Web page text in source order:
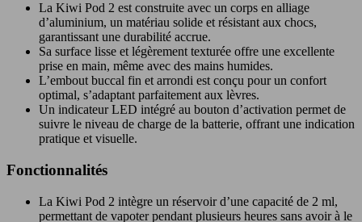
La Kiwi Pod 2 est construite avec un corps en alliage
d’aluminium, un matériau solide et résistant aux chocs,
garantissant une durabilité accrue.
Sa surface lisse et légèrement texturée offre une excellente
prise en main, même avec des mains humides.
L’embout buccal fin et arrondi est conçu pour un confort
optimal, s’adaptant parfaitement aux lèvres.
Un indicateur LED intégré au bouton d’activation permet de
suivre le niveau de charge de la batterie, offrant une indication
pratique et visuelle.
Fonctionnalités
La Kiwi Pod 2 intègre un réservoir d’une capacité de 2 ml,
permettant de vapoter pendant plusieurs heures sans avoir à le